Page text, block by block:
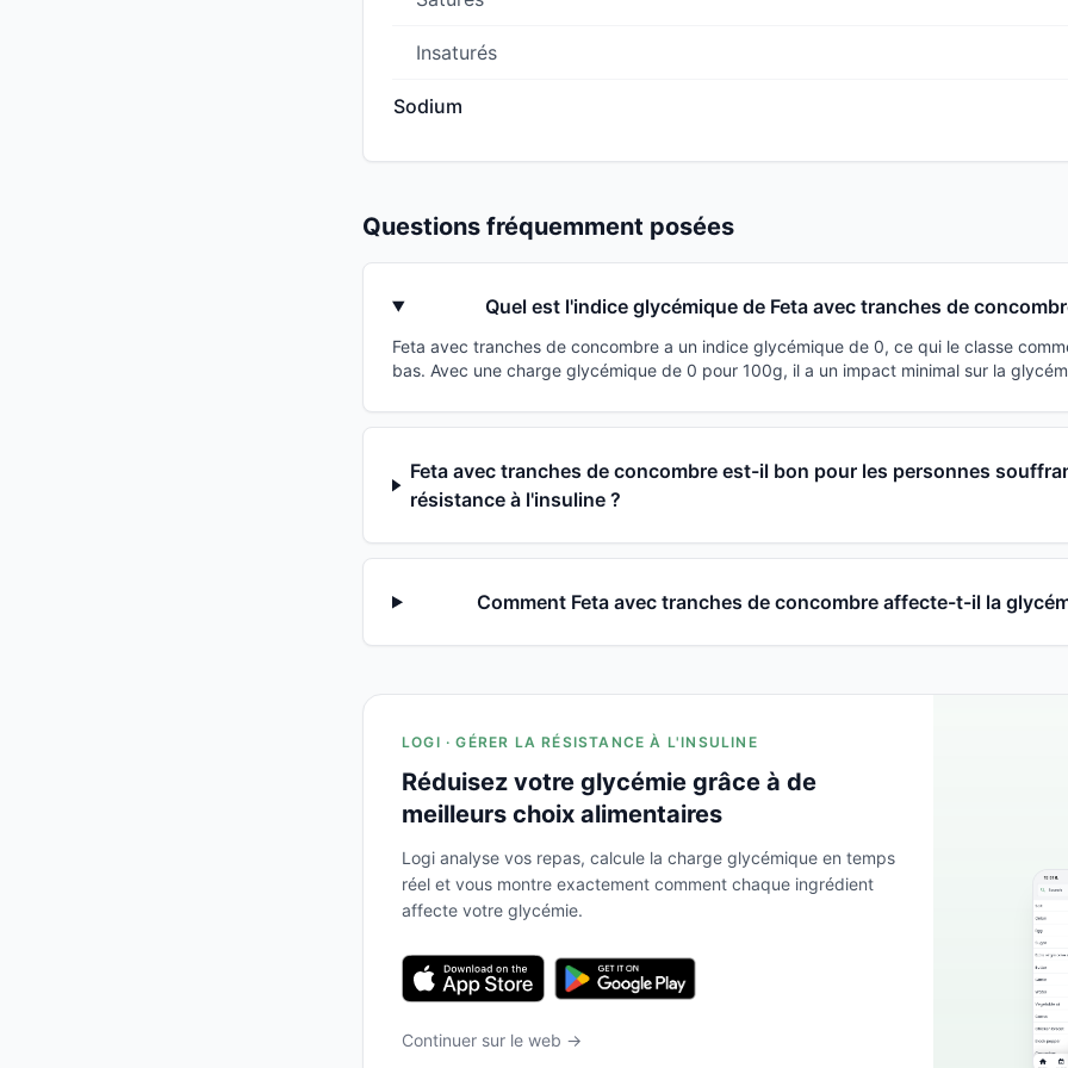
Insaturés
Sodium
Questions fréquemment posées
Quel est l'indice glycémique de Feta avec tranches de
Feta avec tranches de concombre a un indice glycémique de 0, ce qui le classe
bas. Avec une charge glycémique de 0 pour 100g, il a un impact minimal sur la
Feta avec tranches de concombre est-il bon pour les personnes
résistance à l'insuline ?
Comment Feta avec tranches de concombre affecte-t-il la
LOGI · GÉRER LA RÉSISTANCE À L'INSULINE
Réduisez votre glycémie grâce à de
meilleurs choix alimentaires
Logi analyse vos repas, calcule la charge glycémique en temps
réel et vous montre exactement comment chaque ingrédient
affecte votre glycémie.
Continuer sur le web →